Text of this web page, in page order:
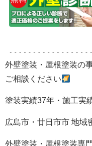
外壁塗装・屋根塗装の
ご相談ください
塗装実績37年・施工実
広島市・廿日市市 地域
外壁塗装・屋根塗装専